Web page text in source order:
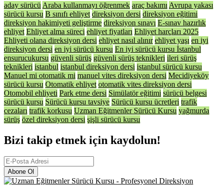
aday sürücü Araba kullanmayı öğrenmek araç bakımı Avrupa yakası
sürücü kursu B sınıfı ehliyet direksiyon dersi direksiyon eğitimi
direksiyon hakimiyeti geliştirme direksiyon sınavı E-sınav hazırlık
ehliyet Ehliyet alma süreci ehliyet fiyatları Ehliyet harçları 2025
Ehliyeti olana direksiyon dersi ehliyet nasıl alınır ehliyet yaşı en iyi
direksiyon dersi en iyi sürücü kursu En iyi sürücü kursu İstanbul
ensurucukursu güvenli sürüş güvenli sürüş teknikleri ileri sürüş
teknikleri istanbul istanbul direksiyon dersi istanbul sürücü kursu
Manuel mi otomatik mi manuel vites direksiyon dersi Mecidiyeköy
sürücü kursu Otomatik ehliyet otomatik vites direksiyon dersi
Otomobil ehliyeti Park etme dersi Simülatör eğitimi sürücü belgesi
sürücü kursu Sürücü kursu tavsiye Sürücü kursu ücretleri trafik
cezaları trafik korkusu Uzman Eğitmenler Sürücü Kursu yağmurda
sürüş özel direksiyon dersi şişli sürücü kursu
Bizi takip etmek için kaydolun!
Abone Ol